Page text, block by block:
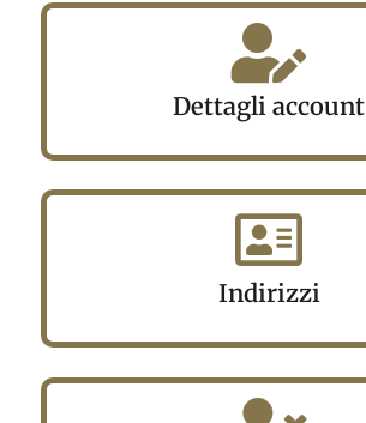
Dettagli account
Indirizzi